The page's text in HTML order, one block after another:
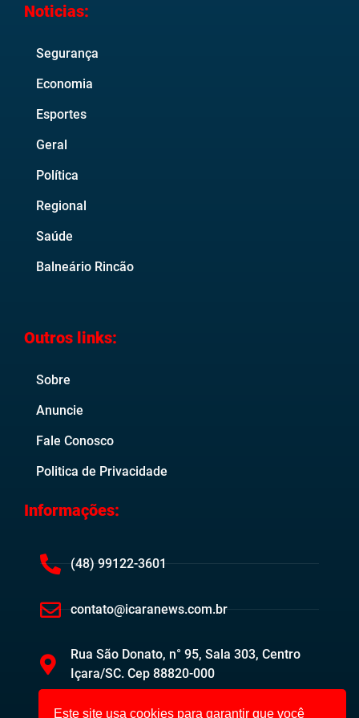
Noticias:
Segurança
Economia
Esportes
Geral
Política
Regional
Saúde
Balneário Rincão
Outros links:
Sobre
Anuncie
Fale Conosco
Politica de Privacidade
Informações:
(48) 99122-3601
contato@icaranews.com.br
Rua São Donato, n° 95, Sala 303, Centro
Içara/SC. Cep 88820-000
Este site usa cookies para garantir que você